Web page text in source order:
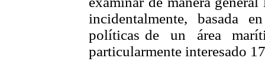
incidentalmente, basada
políticas de un área
particularmente interesado